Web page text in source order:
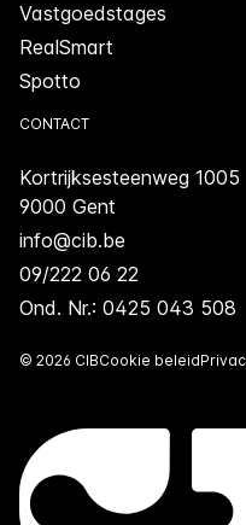
Vastgoedstages
RealSmart
Spotto
CONTACT
Kortrijksesteenweg 1005
9000 Gent
info@cib.be
09/222 06 22
Ond. Nr.: 0425 043 508
© 2026 CIBCookie beleid